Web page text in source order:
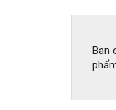
Bạn